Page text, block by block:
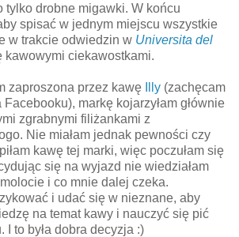
tylko drobne migawki. W końcu
spisać w jednym miejscu wszystkie
w trakcie odwiedzin w Universita del
kawowymi ciekawostkami.
zaproszona przez kawę Illy (zachęcam
markę kojarzyłam głównie
zgrabnymi filiżankami z
Nie miałam jednak pewności czy
kawę tej marki, więc poczułam się
się na wyjazd nie wiedziałam
i co mnie dalej czeka.
i udać się w nieznane, aby
na temat kawy i nauczyć się pić
I to była dobra decyzja :)